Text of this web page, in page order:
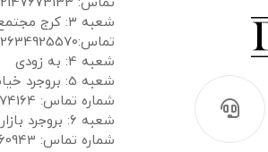
شعبه ۳: کرج
تماس:02634925570
شعبه 4: به زودی
شعبه 5:
شماره تماس: 09191574164
شماره تماس: 09913760943